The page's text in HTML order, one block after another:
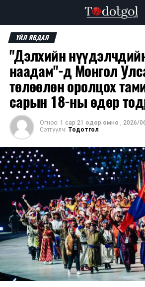
ҮЙЛ ЯВДАЛ
"Дэлхийн
наадам"-д Монгол
төлөөлөн оролцох
сарын 18-ны өдөр
Огноо: 1 сар 21 өдөр.өмнө , 2026/
Сэтгүүлч: Тодотгол